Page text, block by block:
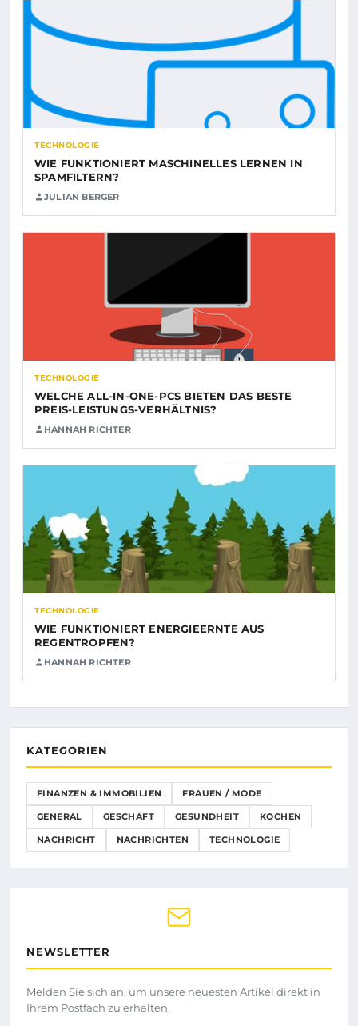
TECHNOLOGIE
WIE FUNKTIONIERT MASCHINELLES LERNEN IN
SPAMFILTERN?
JULIAN BERGER
TECHNOLOGIE
WELCHE ALL-IN-ONE-PCS BIETEN DAS BESTE
PREIS-LEISTUNGS-VERHÄLTNIS?
HANNAH RICHTER
TECHNOLOGIE
WIE FUNKTIONIERT ENERGIEERNTE AUS
REGENTROPFEN?
HANNAH RICHTER
KATEGORIEN
FINANZEN & IMMOBILIEN FRAUEN / MODE
GENERAL GESCHÄFT GESUNDHEIT KOCHEN
NACHRICHT NACHRICHTEN TECHNOLOGIE
NEWSLETTER
Melden Sie sich an, um unsere neuesten Artikel direkt in
Ihrem Postfach zu erhalten.